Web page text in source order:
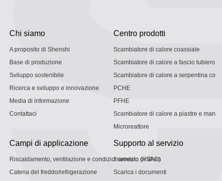
Chi siamo
A proposito di Shenshi
Base di produzione
Sviluppo sostenibile
Ricerca e sviluppo e innovazione
Media di informazione
Contattaci
Centro prodotti
Scambiatore di calore coassiale
Scambiatore di calore a fascio tubiero
Scambiatore di calore a serpentina con
PCHE
PFHE
Scambiatore di calore a piastre e
Microreattore
Campi di applicazione
Riscaldamento, ventilazione e condizionamento (HVAC)
Catena del freddo/refrigerazione
Supporto al servizio
Il servizio di Shen
Scarica i documenti